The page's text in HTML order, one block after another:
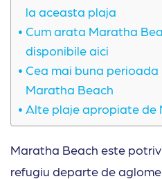
la aceasta plaja
Cum arata Maratha
disponibile aici
Cea mai buna
Maratha Beach
Alte plaje apropiate de
Maratha Beach este
refugiu departe de